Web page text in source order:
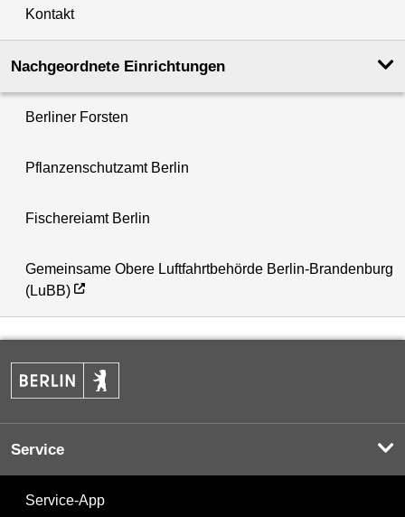
Kontakt
Nachgeordnete Einrichtungen
Berliner Forsten
Pflanzenschutzamt Berlin
Fischereiamt Berlin
Gemeinsame Obere Luftfahrtbehörde Berlin-Brandenburg
(LuBB)
Service
Service-App